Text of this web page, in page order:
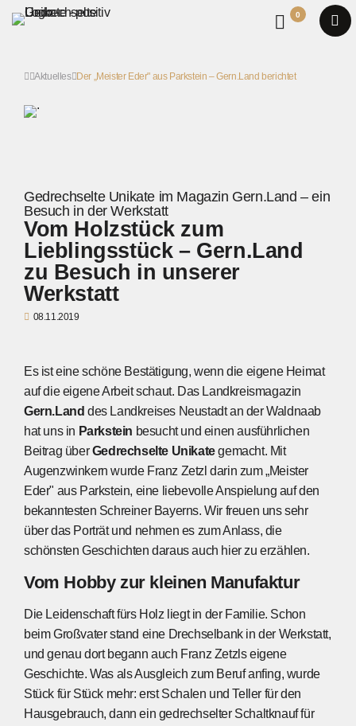
0
Aktuelles Der „Meister Eder" aus Parkstein – Gern.Land berichtet
Gedrechselte Unikate im Magazin Gern.Land – ein
Besuch in der Werkstatt
Vom Holzstück zum
Lieblingsstück – Gern.Land
zu Besuch in unserer
Werkstatt
08.11.2019
Es ist eine schöne Bestätigung, wenn die eigene Heimat
auf die eigene Arbeit schaut. Das Landkreismagazin
Gern.Land des Landkreises Neustadt an der Waldnaab
hat uns in Parkstein besucht und einen ausführlichen
Beitrag überGedrechselte Unikategemacht. Mit
Augenzwinkern wurde Franz Zetzl darin zum „Meister
Eder" aus Parkstein, eine liebevolle Anspielung auf den
bekanntesten Schreiner Bayerns. Wir freuen uns sehr
über das Porträt und nehmen es zum Anlass, die
schönsten Geschichten daraus auch hier zu erzählen.
Vom Hobby zur kleinen Manufaktur
Die Leidenschaft fürs Holz liegt in der Familie. Schon
beim Großvater stand eine Drechselbank in der Werkstatt,
und genau dort begann auch Franz Zetzls eigene
Geschichte. Was als Ausgleich zum Beruf anfing, wurde
Stück für Stück mehr: erst Schalen und Teller für den
Hausgebrauch, dann ein gedrechselter Schaltknauf für